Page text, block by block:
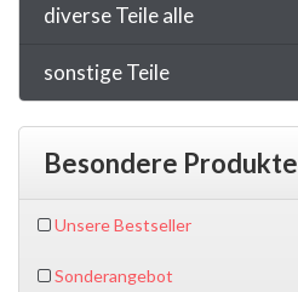
diverse Teile alle
sonstige Teile
Besondere Produkte
Unsere Bestseller
Sonderangebot